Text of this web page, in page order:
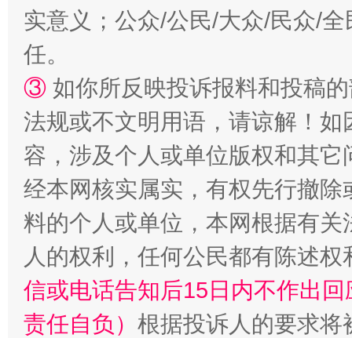
扯下公款旅游的“隐身衣” 如何以
“蜀中异人”王建安的艺术幻境
实意义；公众/公民/大众/民众/
任。
③ 如你所反映投诉报料和投稿
法规或不文明用语，请谅解！
容，涉及个人或单位版权和其它
经本网核实属实，有权先行撤
料的个人或单位，本网根据有
人的权利，任何公民都有陈述
信或电话告知后15日内不作出
责任自负） 根据投诉人的要求将